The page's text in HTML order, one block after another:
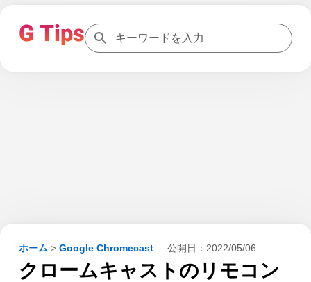
ホーム > Google Chromecast 公開日： 2022/05/06
クロームキャストのリモコン